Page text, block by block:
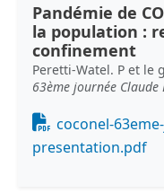
Pandémie de
la population :
confinement
Peretti-Watel. P et le
63ème journée
Document
coconel-
presentation.pdf